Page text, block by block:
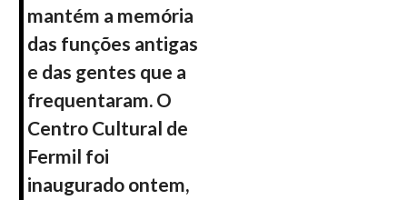
mantém a memória
das funções antigas
e das gentes que a
frequentaram. O
Centro Cultural de
Fermil foi
inaugurado ontem,